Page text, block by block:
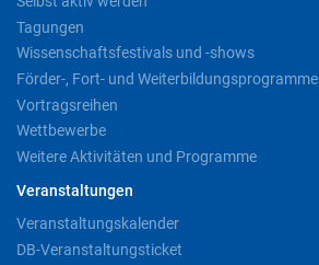
Tagungen
Wissenschaftsfestivals und -shows
Förder-, Fort- und Weiterbildungsprogramme
Vortragsreihen
Wettbewerbe
Weitere Aktivitäten und Programme
Veranstaltungen
Veranstaltungskalender
DB-Veranstaltungsticket